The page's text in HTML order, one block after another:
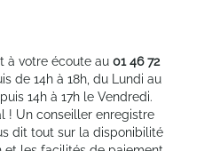
à votre écoute au 01 46 72
de 14h à 18h, du Lundi au
14h à 17h le Vendredi.
! Un conseiller enregistre
dit tout sur la disponibilité